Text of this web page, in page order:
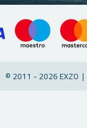
© 2011 - 2026 EXZO |